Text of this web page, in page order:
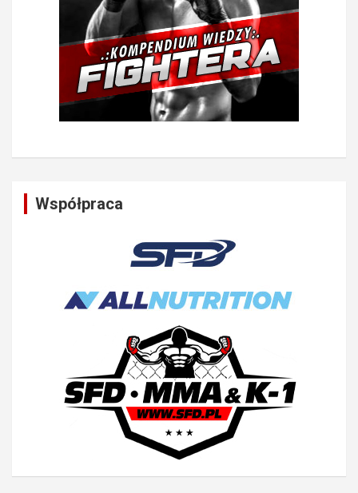
Współpraca